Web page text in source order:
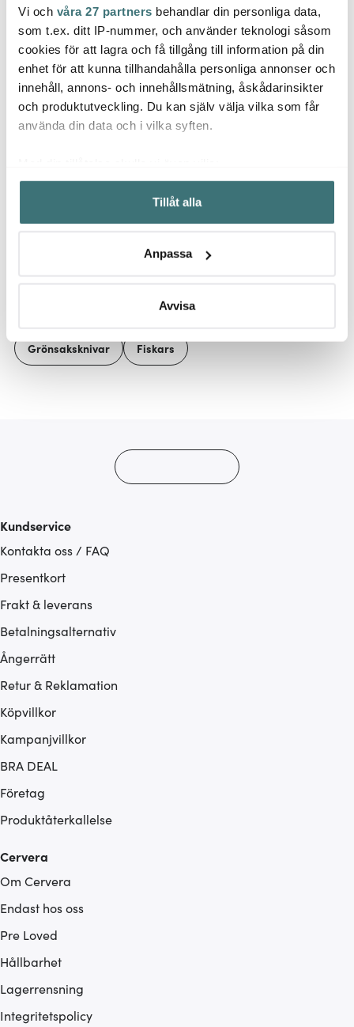
Vi och våra 27 partners behandlar din personliga data,
som t.ex. ditt IP-nummer, och använder teknologi såsom
cookies för att lagra och få tillgång till information på din
enhet för att kunna tillhandahålla personliga annonser och
innehåll, annons- och innehållsmätning, åskådarinsikter
och produktutveckling. Du kan själv välja vilka som får
använda din data och i vilka syften.
Samla in information om din geografiska plats som
kan ha en noggrannhet på upp till flera meter
Identifiera din enhet genom att aktivt skanna den för
Ta reda på mer om hur dina personliga uppgifter
Du kan ändra eller dra tillbaka ditt samtycke när som
Vi använder cookies för att innehållet och annonserna
Tillåt alla
Anpassa
Avvisa
Emerio
Köksvåg Svart
129 kr
I lager
Mingle
Kökstermometer digital
Svart
209 kr 279 kr
I lager
cm
159
Låt dig inspireras av våra kunder
Grönsaksknivar Fiskars
Kundservice
Kontakta oss / FAQ
Presentkort
Frakt & leverans
Betalningsalternativ
Ångerrätt
Retur & Reklamation
Köpvillkor
Kampanjvillkor
BRA DEAL
Företag
Produktåterkallelse
Cervera
Om Cervera
Endast hos oss
Pre Loved
Hållbarhet
Lagerrensning
Integritetspolicy